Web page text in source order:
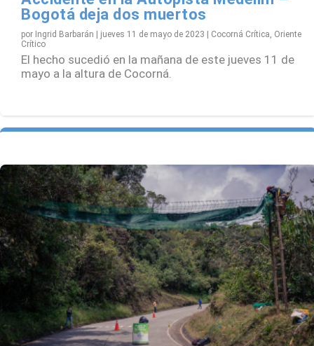
Bogotá deja dos muertos
por Ingrid Barbarán jueves 11 de mayo de 2023 Cocorná Crítica, Oriente
Crítico
El hecho sucedió en la mañana de este jueves 11 de
mayo a la altura de Cocorná.